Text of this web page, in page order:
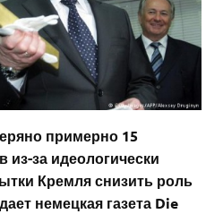
примерно 15
за идеологически
Кремля снизить роль
немецкая газета Die